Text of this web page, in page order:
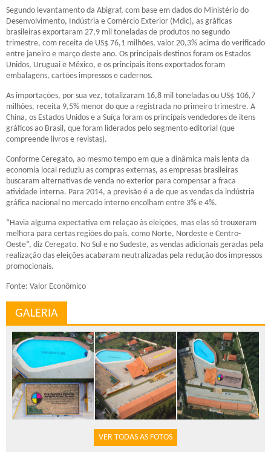
Segundo levantamento da Abigraf, com base em dados do Ministério do
Desenvolvimento, Indústria e Comércio Exterior (Mdic), as gráficas
brasileiras exportaram 27,9 mil toneladas de produtos no segundo
trimestre, com receita de US$ 76,1 milhões, valor 20,3% acima do verificado
entre janeiro e março deste ano. Os principais destinos foram os Estados
Unidos, Uruguai e México, e os principais itens exportados foram
embalagens, cartões impressos e cadernos.
As importações, por sua vez, totalizaram 16,8 mil toneladas ou US$ 106,7
milhões, receita 9,5% menor do que a registrada no primeiro trimestre. A
China, os Estados Unidos e a Suíça foram os principais vendedores de itens
gráficos ao Brasil, que foram liderados pelo segmento editorial (que
compreende livros e revistas).
Conforme Ceregato, ao mesmo tempo em que a dinâmica mais lenta da
economia local reduziu as compras externas, as empresas brasileiras
buscaram alternativas de venda no exterior para compensar a fraca
atividade interna. Para 2014, a previsão é a de que as vendas da indústria
gráfica nacional no mercado interno encolham entre 3% e 4%.
“Havia alguma expectativa em relação às eleições, mas elas só trouxeram
melhora para certas regiões do país, como Norte, Nordeste e Centro-
Oeste”, diz Ceregato. No Sul e no Sudeste, as vendas adicionais geradas pela
realização das eleições acabaram neutralizadas pela redução dos impressos
promocionais.
Fonte: Valor Econômico
GALERIA
VER TODAS AS FOTOS